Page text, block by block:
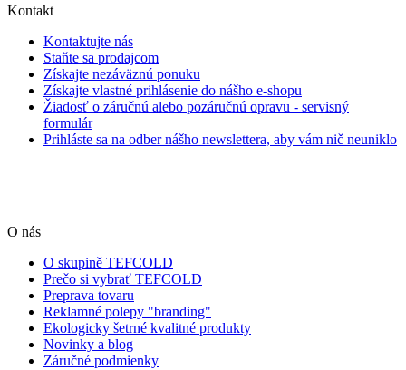
Kontakt
Kontaktujte nás
Staňte sa prodajcom
Získajte nezáväznú ponuku
Získajte vlastné prihlásenie do nášho e-shopu
Žiadosť o záručnú alebo pozáručnú opravu - servisný
formulár
Prihláste sa na odber nášho newslettera, aby vám nič neuniklo
O nás
O skupině TEFCOLD
Prečo si vybrať TEFCOLD
Preprava tovaru
Reklamné polepy "branding"
Ekologicky šetrné kvalitné produkty
Novinky a blog
Záručné podmienky